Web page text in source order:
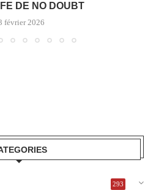
DE NO DOUBT
février 2026
293